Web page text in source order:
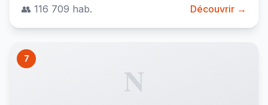
👥 116 709 hab. Découvrir →
7
N